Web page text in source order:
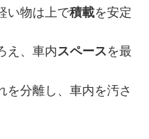
い物は上で積載を安定
え、車内スペースを最
を分離し、車内を汚さ